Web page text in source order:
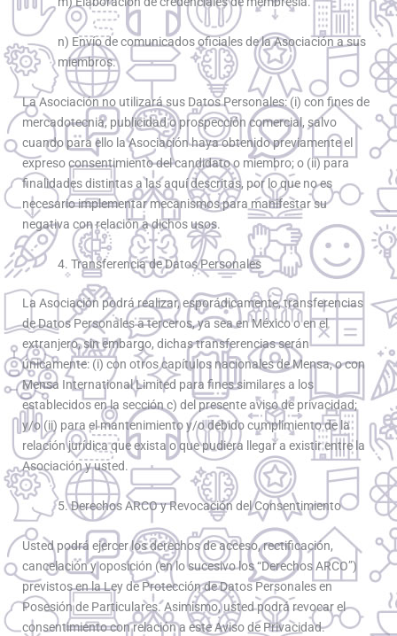
n) Envío de comunicados oficiales de la Asociación a sus
miembros.
La Asociación no utilizará sus Datos Personales: (i) con fines de
mercadotecnia, publicidad o prospección comercial, salvo
cuando para ello la Asociación haya obtenido previamente el
expreso consentimiento del candidato o miembro; o (ii) para
finalidades distintas a las aquí descritas, por lo que no es
necesario implementar mecanismos para manifestar su
negativa con relación a dichos usos.
4. Transferencia de Datos Personales
La Asociación podrá realizar, esporádicamente, transferencias
de Datos Personales a terceros, ya sea en México o en el
extranjero, sin embargo, dichas transferencias serán
únicamente: (i) con otros capítulos nacionales de Mensa, o con
Mensa International Limited para fines similares a los
establecidos en la sección c) del presente aviso de privacidad;
y/o (ii) para el mantenimiento y/o debido cumplimiento de la
relación jurídica que exista o que pudiera llegar a existir entre la
Asociación y usted.
5. Derechos ARCO y Revocación del Consentimiento
Usted podrá ejercer los derechos de acceso, rectificación,
cancelación y oposición (en lo sucesivo los “Derechos ARCO”)
previstos en la Ley de Protección de Datos Personales en
Posesión de Particulares. Asimismo, usted podrá revocar el
consentimiento con relación a este Aviso de Privacidad.